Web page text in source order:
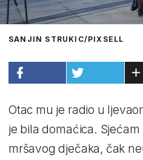
SANJIN STRUKIC/PIXSELL
Otac mu je radio u
je bila domaćica. Sjećam
mršavog dječaka, čak